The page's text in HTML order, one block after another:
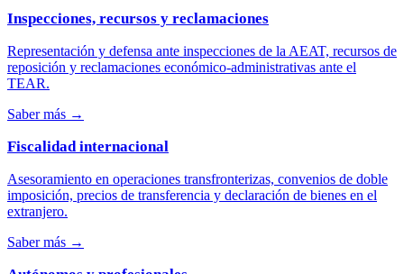
Inspecciones, recursos y reclamaciones
Representación y defensa ante inspecciones de la AEAT, recursos de
reposición y reclamaciones económico-administrativas ante el
TEAR.
Saber más →
Fiscalidad internacional
Asesoramiento en operaciones transfronterizas, convenios de doble
imposición, precios de transferencia y declaración de bienes en el
extranjero.
Saber más →